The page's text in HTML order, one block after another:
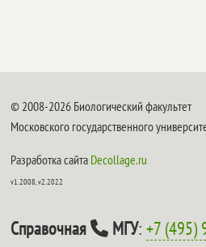
© 2008-2026 Биологический факультет
Московского государственного
Разработка сайта Decollage.ru
v1.2008, v2.2022
Справочная МГУ:+7 (495)